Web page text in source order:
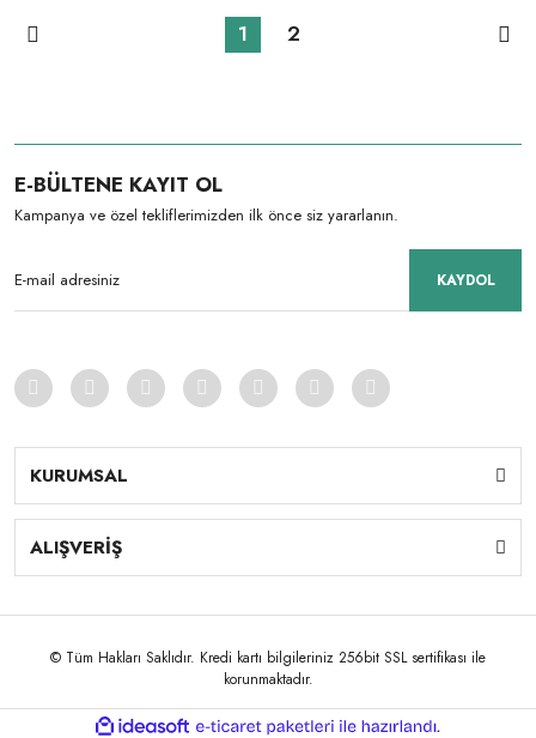
1 2
E-BÜLTENE KAYIT OL
Kampanya ve özel tekliflerimizden ilk önce siz yararlanın.
KAYDOL
KURUMSAL
ALIŞVERİŞ
© Tüm Hakları Saklıdır. Kredi kartı bilgileriniz 256bit SSL sertifikası ile
korunmaktadır.
ideasoft e-